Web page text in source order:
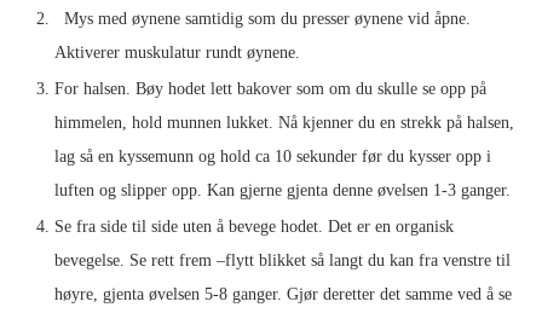
Mys med øynene samtidig som du presser øynene vid åpne.
Aktiverer muskulatur rundt øynene.
For halsen. Bøy hodet lett bakover som om du skulle se opp på
himmelen, hold munnen lukket. Nå kjenner du en strekk på halsen,
lag så en kyssemunn og hold ca 10 sekunder før du kysser opp i
luften og slipper opp. Kan gjerne gjenta denne øvelsen 1-3 ganger.
Se fra side til side uten å bevege hodet. Det er en organisk
bevegelse. Se rett frem –flytt blikket så langt du kan fra venstre til
høyre, gjenta øvelsen 5-8 ganger. Gjør deretter det samme ved å se